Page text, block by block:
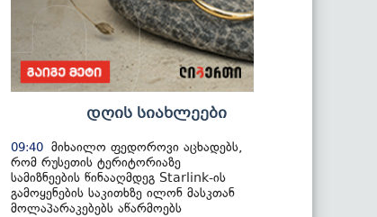
დღის სიახლეები
09:40 მიხაილო ფედოროვი აცხადებს,
რომ რუსეთის ტერიტორიაზე
სამიზნეების წინააღმდეგ Starlink-ის
გამოყენების საკითხზე ილონ მასკთან
მოლაპარაკებებს აწარმოებს